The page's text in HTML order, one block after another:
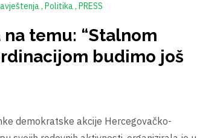
Politika PRESS
temu: “Stalnom
budimo još
demokratske akcije Hercegovačko-